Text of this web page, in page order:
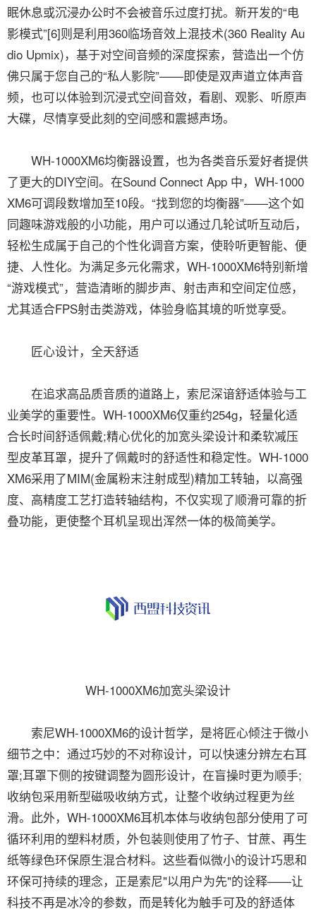
眠休息或沉浸办公时不会被音乐过度打扰。新开发的“电
影模式”[6]则是利用360临场音效上混技术(360 Reality Au
dio Upmix)，基于对空间音频的深度探索，营造出一个仿
佛只属于您自己的“私人影院”——即使是双声道立体声音
频，也可以体验到沉浸式空间音效，看剧、观影、听原声
大碟，尽情享受此刻的空间感和震撼声场。
WH-1000XM6均衡器设置，也为各类音乐爱好者提供
了更大的DIY空间。在Sound Connect App 中，WH-1000
XM6可调段数增加至10段。“找到您的均衡器”——这个如
同趣味游戏般的小功能，用户可以通过几轮试听互动后，
轻松生成属于自己的个性化调音方案，使聆听更智能、便
捷、人性化。为满足多元化需求，WH-1000XM6特别新增
“游戏模式”，营造清晰的脚步声、射击声和空间定位感，
尤其适合FPS射击类游戏，体验身临其境的听觉享受。
匠心设计，全天舒适
在追求高品质音质的道路上，索尼深谙舒适体验与工
业美学的重要性。WH-1000XM6仅重约254g，轻量化适
合长时间舒适佩戴;精心优化的加宽头梁设计和柔软减压
型皮革耳罩，提升了佩戴时的舒适性和稳定性。WH-1000
XM6采用了MIM(金属粉末注射成型)精加工转轴，以高强
度、高精度工艺打造转轴结构，不仅实现了顺滑可靠的折
叠功能，更使整个耳机呈现出浑然一体的极简美学。
WH-1000XM6加宽头梁设计
索尼WH-1000XM6的设计哲学，是将匠心倾注于微小
细节之中：通过巧妙的不对称设计，可以快速分辨左右耳
罩;耳罩下侧的按键调整为圆形设计，在盲操时更为顺手;
收纳包采用新型磁吸收纳方式，让整个收纳过程更为丝
滑。此外，WH-1000XM6耳机本体与收纳包部分使用了可
循环利用的塑料材质，外包装则使用了竹子、甘蔗、再生
纸等绿色环保原生混合材料。这些看似微小的设计巧思和
环保可持续的理念，正是索尼"以用户为先"的诠释——让
科技不再是冰冷的参数，而是转化为触手可及的舒适体